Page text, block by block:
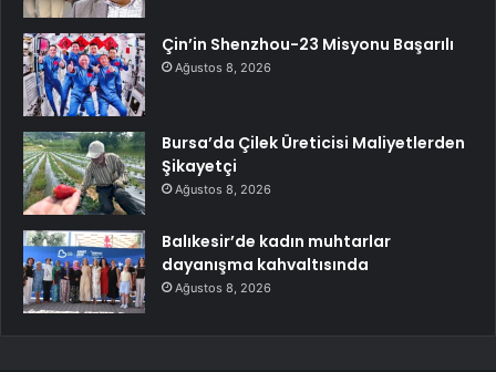
Çin’in Shenzhou-23 Misyonu Başarılı
Ağustos 8, 2026
Bursa’da Çilek Üreticisi Maliyetlerden
Şikayetçi
Ağustos 8, 2026
Balıkesir’de kadın muhtarlar
dayanışma kahvaltısında
Ağustos 8, 2026